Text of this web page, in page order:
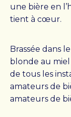
Faire un
PALLIA-
une bière en
tient à cœur.
Brassée dans
blonde au
de tous les
amateurs de
amateurs de